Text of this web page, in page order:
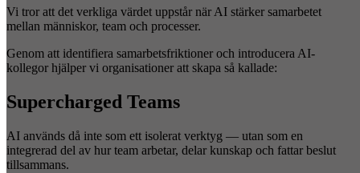
Vi tror att det verkliga värdet uppstår när AI stärker samarbetet
mellan människor, team och processer.
Genom att identifiera samarbetsfriktioner och introducera AI-
kollegor hjälper vi organisationer att skapa så kallade:
Supercharged Teams
AI används då inte som ett isolerat verktyg — utan som en
integrerad del av hur team arbetar, delar kunskap och fattar beslut
tillsammans.